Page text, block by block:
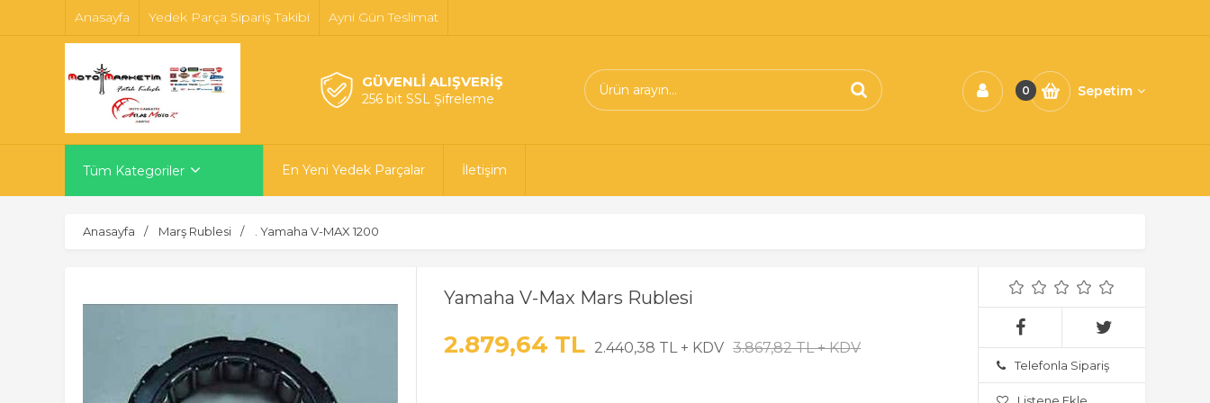
Anasayfa Yedek Parça Sipariş Takibi Ayni Gün Teslimat
GÜVENLİ ALIŞVERİŞ
256 bit SSL Şifreleme
0 Sepetim
Tüm Kategoriler En Yeni Yedek Parçalar İletişim
Anasayfa Marş Rublesi . Yamaha V-MAX 1200
Yamaha V-Max Mars Rublesi
2.879,64 TL 2.440,38 TL + KDV 3.867,82 TL + KDV
Telefonla Sipariş